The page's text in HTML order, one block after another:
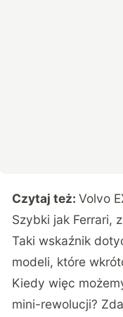
Czytaj też: Volvo
Szybki jak Ferrari,
Taki wskaźnik
modeli, które
Kiedy więc
mini-rewolucji?